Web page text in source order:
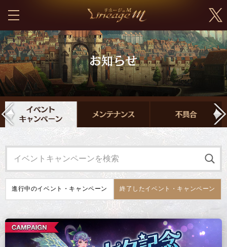
進行中のイベント・キャンペーン 終了したイベント・キャンペーン